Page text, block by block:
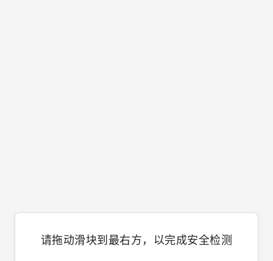
请拖动滑块到最右方，以完成安全检测